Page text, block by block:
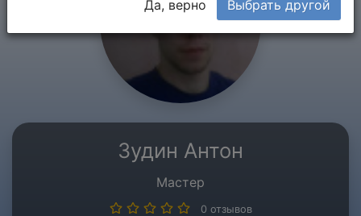
Зудин Антон
Мастер
0 отзывов
Да, верно Выбрать другой